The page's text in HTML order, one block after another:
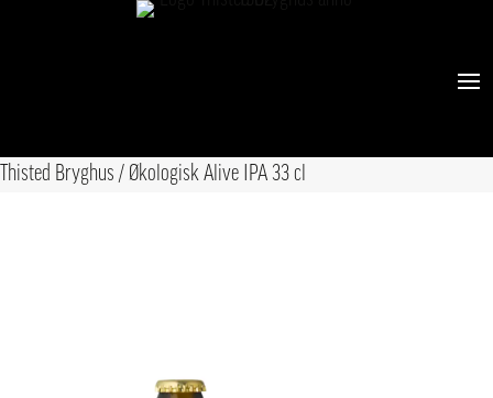
Thisted Bryghus / Økologisk Alive IPA 33 cl